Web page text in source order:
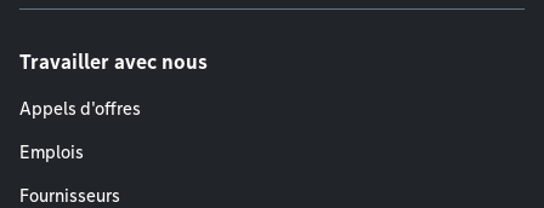
Travailler avec nous
Appels d'offres
Emplois
Fournisseurs